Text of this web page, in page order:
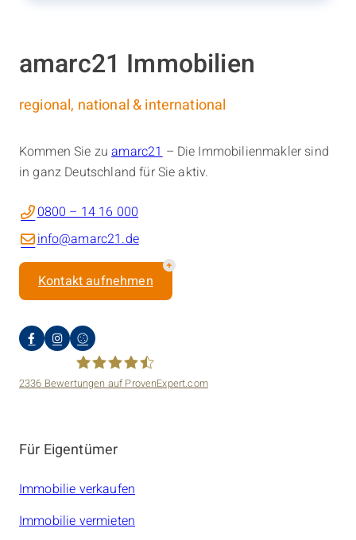
amarc21 Immobilien
regional, national & international
Kommen Sie zuamarc21– Die Immobilienmakler sind
in ganz Deutschland für Sie aktiv.
0800 – 14 16 000
info@amarc21.de
Kontakt aufnehmen
2336 Bewertungen auf ProvenExpert.com
Für Eigentümer
Immobilie verkaufen
Immobilie vermieten